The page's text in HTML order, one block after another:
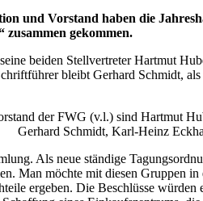
und Vorstand haben die
gekommen.
beiden Stellvertreter Hartmut
bleibt Gerhard Schmidt,
der FWG (v.l.) sind Hartmut
Gerhard Schmidt, Karl-Heinz
Als neue ständige
Man möchte mit diesen Gruppen
ergeben. Die Beschlüsse